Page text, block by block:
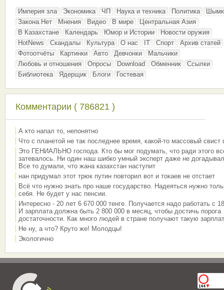
Империя зла Экономика ЧП Наука и техника Политика
Закона.Нет
Мнения Видео В мире
Центральная Азия
В Казахстане
Календарь Юмор и Истории
Новости оружия
HotNews
Скандалы Культура О нас IT Спорт
Архив статей
Фотоотчёты
Картинки Авто Девчонки
Мальчики
Любовь и отношения
Опросы Download Обменник
Ссылки
Библиотека
Ядерщик Блоги Гостевая
Комментарии ( 786821 )
А кто напал то, непонятно
Что с планетой не так последнее время, какой-то массовый свист
Это ГЕНИАЛЬНО господа. Кто бы мог подумать, что ради этого
затевалось. Ни один наш шибко умный эксперт даже не
Все то думали, что жана казахстан наступит
нан придумал этот трюк путин повторил вот и токаев не отстает
Всё что нужно знать про наше государство. Надеяться нужно
себя. Не будет у нас пенсии.
Интересно - 20 лет 6 670 000 тенге. Получается надо работать с
И зарплата должна быть 2 800 000 в месяц, чтобы достичь порога
достаточности. Как много людей в стране получают такую
Не ну, а что? Круто же! Молодцы!
Экологично